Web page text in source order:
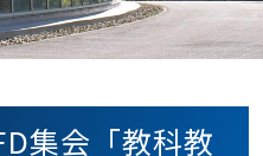
集会「教科教